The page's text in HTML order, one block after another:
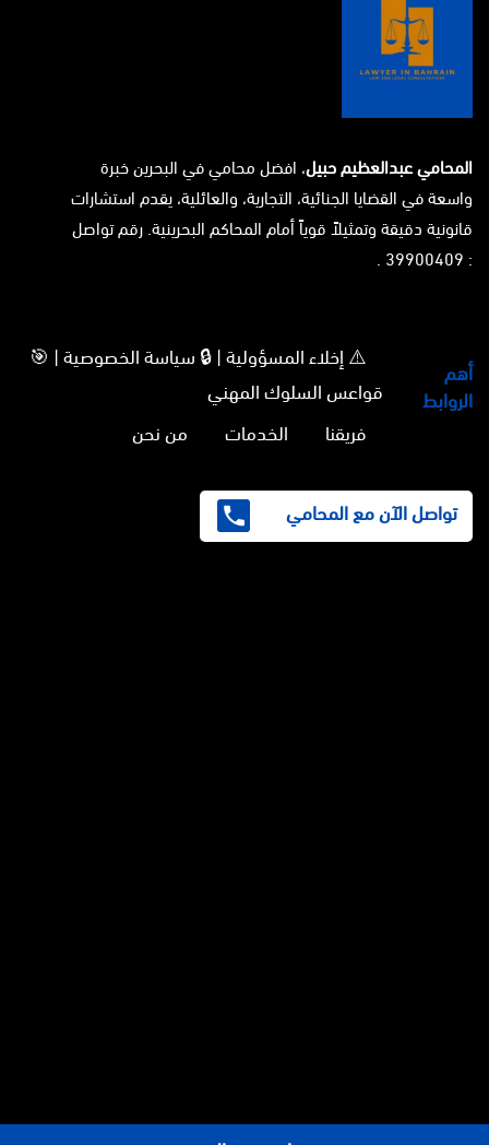
المحامي عبدالعظيم حبيل، افضل محامي في البحرين خبرة
واسعة في القضايا الجنائية، التجارية، والعائلية، يقدم استشارات
قانونية دقيقة وتمثيلاً قوياً أمام المحاكم البحرينية. رقم تواصل
: 39900409 .
أهم
الروابط
⚠️ إخلاء المسؤولية | 🔒 سياسة الخصوصية | 🎯
قواعس السلوك المهني
فريقنا
الخدمات من نحن
تواصل الآن مع المحامي